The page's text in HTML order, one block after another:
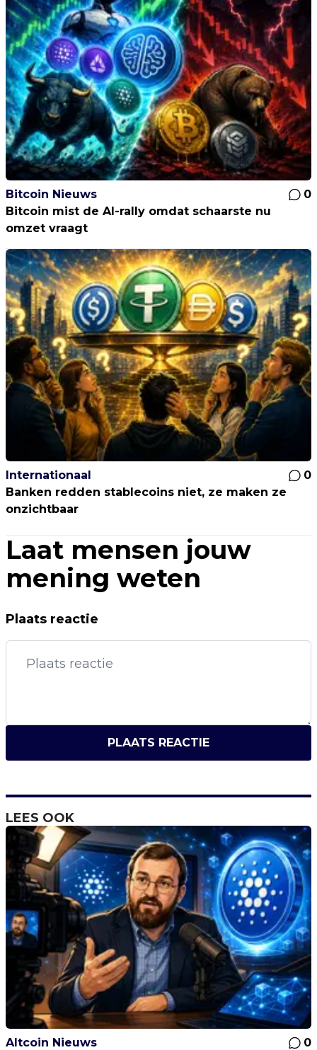
Bitcoin Nieuws
0
Bitcoin mist de AI-rally omdat schaarste nu
omzet vraagt
Internationaal
0
Banken redden stablecoins niet, ze maken ze
onzichtbaar
Laat mensen jouw
mening weten
Plaats reactie
PLAATS REACTIE
LEES OOK
Altcoin Nieuws 0